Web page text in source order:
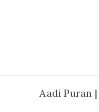
Aadi Puran |